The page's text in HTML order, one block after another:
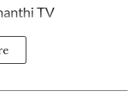
TV